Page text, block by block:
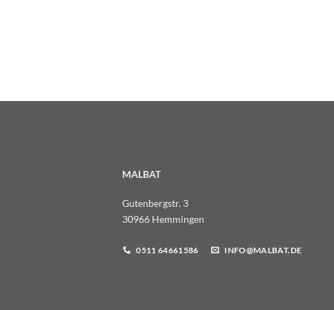
MALBAT
Gutenbergstr. 3
30966 Hemmingen
0511 64661586 INFO@MALBAT.DE